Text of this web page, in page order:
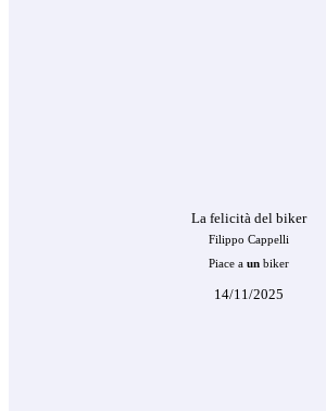
La felicità del biker
Filippo Cappelli
Piace a un biker
14/11/2025